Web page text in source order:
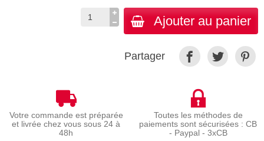
Ajouter au panier
Partager
Votre commande est préparée
et livrée chez vous sous 24 à
48h
Toutes les méthodes de
paiements sont sécurisées : CB
- Paypal - 3xCB